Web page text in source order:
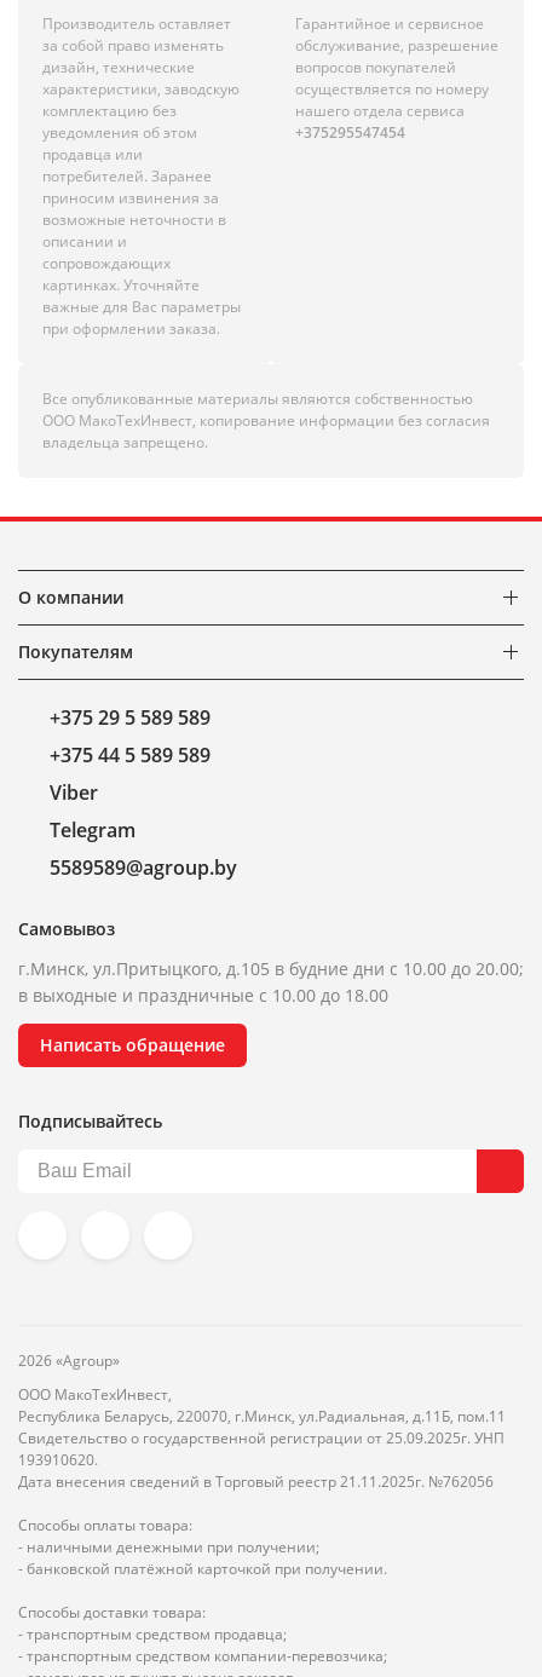
Производитель оставляет
за собой право изменять
дизайн, технические
характеристики, заводскую
комплектацию без
уведомления об этом
продавца или
потребителей. Заранее
приносим извинения за
возможные неточности в
описании и
сопровождающих
картинках. Уточняйте
важные для Вас параметры
при оформлении заказа.
Гарантийное и сервисное
обслуживание, разрешение
вопросов покупателей
осуществляется по номеру
нашего отдела сервиса
+375295547454
Все опубликованные материалы являются собственностью
ООО МакоТехИнвест, копирование информации без согласия
владельца запрещено.
О компании
Покупателям
+375 29 5 589 589
+375 44 5 589 589
Viber
Telegram
5589589@agroup.by
Самовывоз
г.Минск, ул.Притыцкого, д.105 в будние дни с 10.00 до 20.00;
в выходные и праздничные с 10.00 до 18.00
Написать обращение
Подписывайтесь
2026 «Agroup»
ООО МакоТехИнвест,
Республика Беларусь, 220070, г.Минск, ул.Радиальная, д.11Б, пом.11
Свидетельство о государственной регистрации от 25.09.2025г. УНП
193910620.
Дата внесения сведений в Торговый реестр 21.11.2025г. №762056
Способы оплаты товара:
- наличными денежными при получении;
- банковской платёжной карточкой при получении.
Способы доставки товара:
- транспортным средством продавца;
- транспортным средством компании-перевозчика;